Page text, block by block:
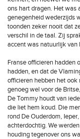
ons hart dragen. Het was
genegenheid wederzijds
toonden zeker nooit dat
verschil in de taal. Zij
accent was natuurlijk van
Franse officieren hadden
hadden, en dat de
officieren hebben het ook
genoeg wel voor de
De Tommy houdt van
die liet hem koud. Die
rond De Ouderdom,
achterdochtig. We
houding tegenover ons